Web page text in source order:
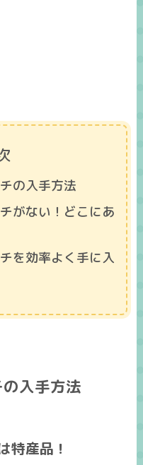
の入手方法
がない！どこにあ
を効率よく手に入
入手方法
特産品！